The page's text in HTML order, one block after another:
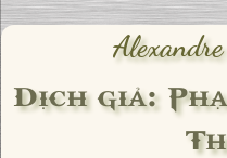
Dịch giả: